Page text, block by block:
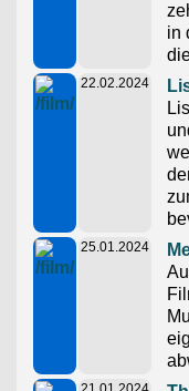
in
22.02.2024
25.01.2024